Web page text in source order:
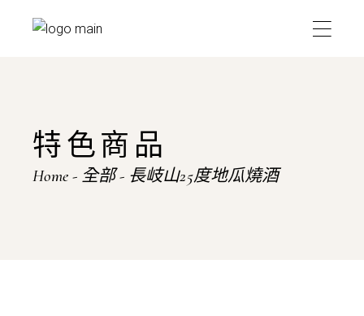
特色商品
Home 全部 長岐山25度地瓜燒酒